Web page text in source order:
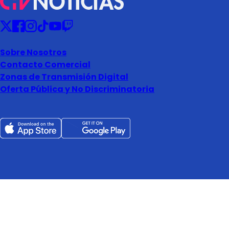
Sobre Nosotros
Contacto Comercial
Zonas de Transmisión Digital
Oferta Pública y No Discriminatoria